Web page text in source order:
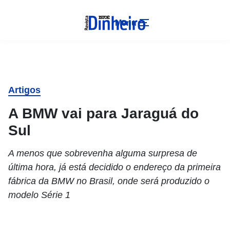
Menu
Artigos
A BMW vai para Jaraguá do
Sul
A menos que sobrevenha alguma surpresa de
última hora, já está decidido o endereço da primeira
fábrica da BMW no Brasil, onde será produzido o
modelo Série 1